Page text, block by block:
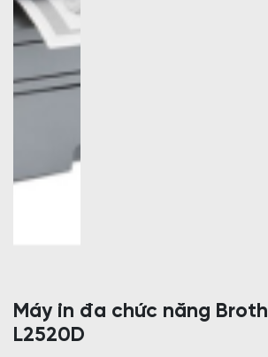
Máy in đa chức năng
L2520D